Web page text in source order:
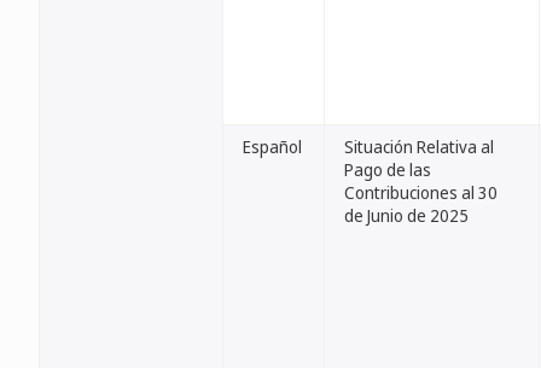
Español
Situación Relativa al
Pago de las
Contribuciones al 30
de Junio de 2025